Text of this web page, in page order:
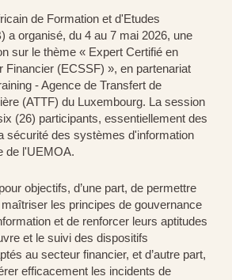
de Formation et d'Etudes
a organisé, du 4 au 7 mai 2026, une
sur le thème « Expert Certifié en
Financier (ECSSF) », en partenariat
- Agence de Transfert de
(ATTF) du Luxembourg. La session
(26) participants, essentiellement des
sécurité des systèmes d'information
de l'UEMOA.
objectifs, d’une part, de permettre
les principes de gouvernance
et de renforcer leurs aptitudes
et le suivi des dispositifs
au secteur financier, et d’autre part,
efficacement les incidents de